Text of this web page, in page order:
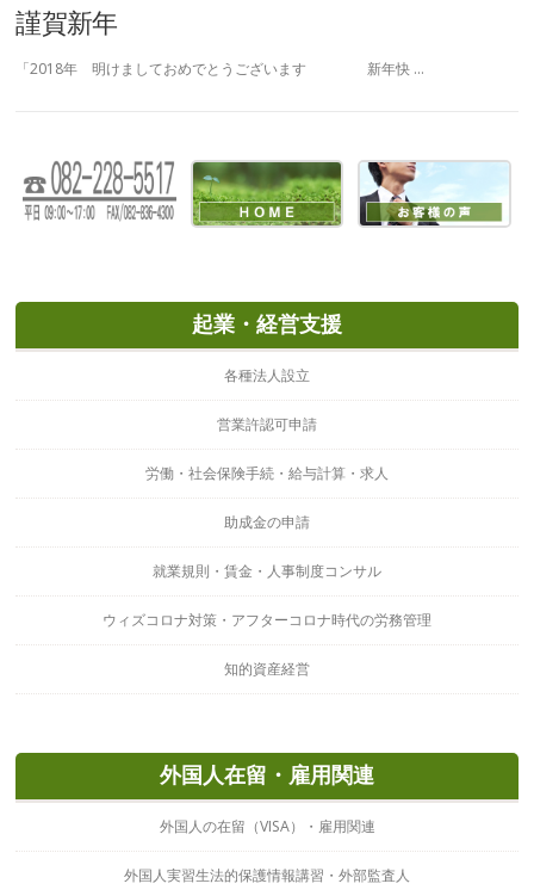
謹賀新年
「2018年 明けましておめでとうございます 新年快 …
起業・経営支援
各種法人設立
営業許認可申請
労働・社会保険手続・給与計算・求人
助成金の申請
就業規則・賃金・人事制度コンサル
ウィズコロナ対策・アフターコロナ時代の労務管理
知的資産経営
外国人在留・雇用関連
外国人の在留（VISA）・雇用関連
外国人実習生法的保護情報講習・外部監査人